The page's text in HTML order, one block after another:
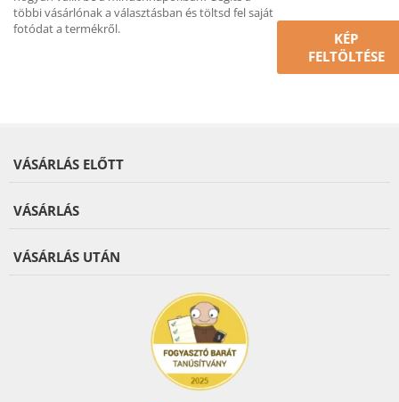
többi vásárlónak a választásban és töltsd fel saját
fotódat a termékről.
KÉP
FELTÖLTÉSE
VÁSÁRLÁS ELŐTT
VÁSÁRLÁS
VÁSÁRLÁS UTÁN